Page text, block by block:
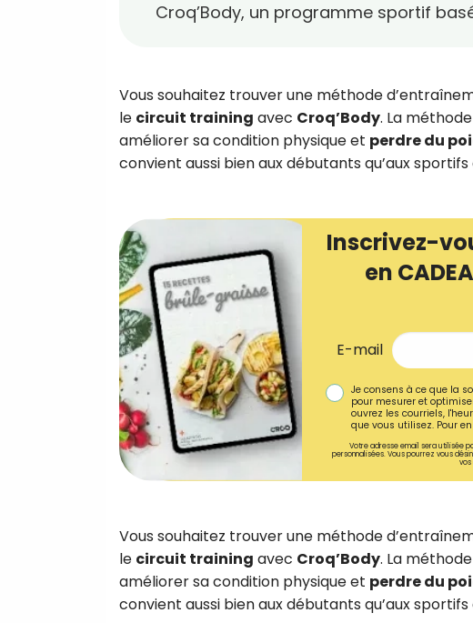
Croq’Body, un programme sportif
Vous souhaitez trouver une méthode
le circuit training avec Croq’Body. La
améliorer sa condition physique et perdre du
convient aussi bien aux débutants qu’aux
Inscrivez-
en
E-mail
Je consens à ce que la
pour mesurer et
ouvrez les courriels,
que vous utilisez. Pour
Votre adresse email sera utilisée
personnalisées. Vous pourrez vous
Vous souhaitez trouver une méthode
le circuit training avec Croq’Body. La
améliorer sa condition physique et perdre du
convient aussi bien aux débutants qu’aux